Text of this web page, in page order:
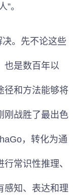
。
。先不论这些
也是数百年以
径和方法能够将
战胜了最出色
，转化为通
常识性推理、
感知、表达和理